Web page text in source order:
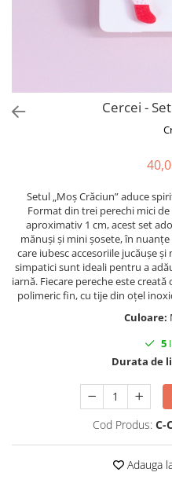
Monstera
Neon Collection
Second Breakfast
Tiny but Mighty
White Sensation
Cercei -
Setul „Moș Crăciun” aduce
Format din trei perechi mici
aproximativ 1 cm, acest set
mănuși și mini șosete, în
care iubesc accesoriile jucăușe
simpatici sunt ideali pentru a
iarnă. Fiecare pereche este
polimeric fin, cu tije din oțel
Culoare:
5
Durata de
Cod Produs: C-
Adauga